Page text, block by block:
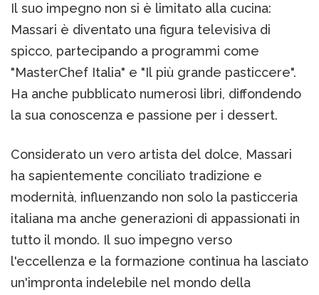
Il suo impegno non si è limitato alla cucina:
Massari è diventato una figura televisiva di
spicco, partecipando a programmi come
"MasterChef Italia" e "Il più grande pasticcere".
Ha anche pubblicato numerosi libri, diffondendo
la sua conoscenza e passione per i dessert.
Considerato un vero artista del dolce, Massari
ha sapientemente conciliato tradizione e
modernità, influenzando non solo la pasticceria
italiana ma anche generazioni di appassionati in
tutto il mondo. Il suo impegno verso
l'eccellenza e la formazione continua ha lasciato
un'impronta indelebile nel mondo della